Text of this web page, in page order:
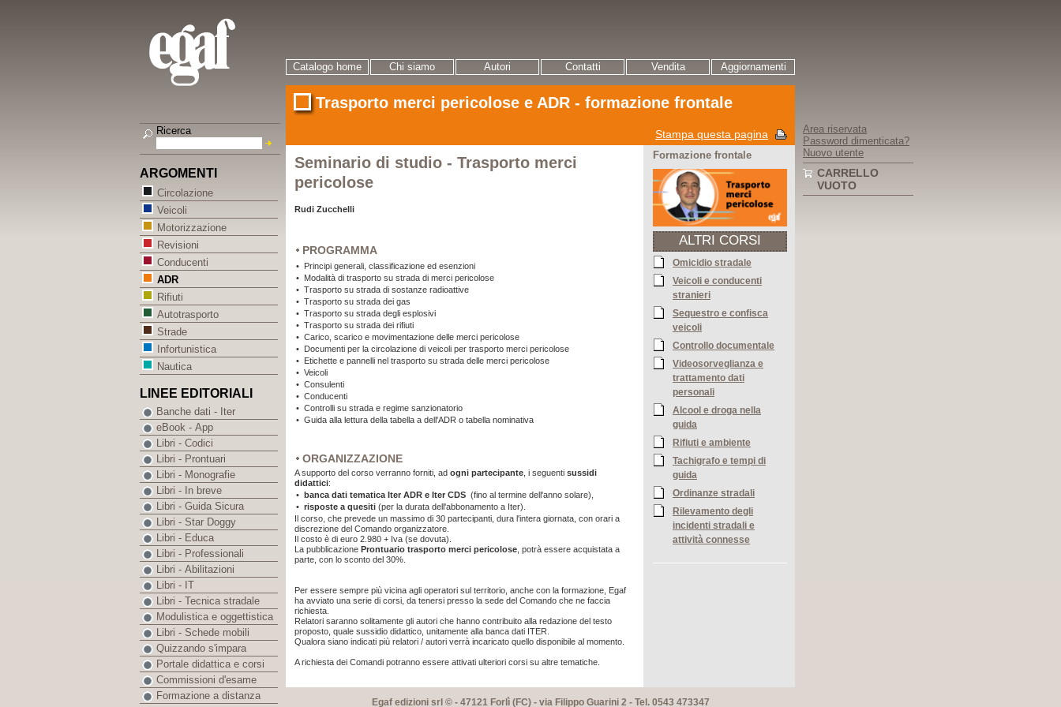
Catalogo home Chi siamo Autori Contatti Vendita Aggiornamenti
Trasporto merci pericolose e ADR - formazione frontale
Stampa questa pagina
Seminario di studio - Trasporto merci
pericolose
Rudi Zucchelli
PROGRAMMA
• Principi generali, classificazione ed esenzioni
• Modalità di trasporto su strada di merci pericolose
• Trasporto su strada di sostanze radioattive
• Trasporto su strada dei gas
• Trasporto su strada degli esplosivi
• Trasporto su strada dei rifiuti
• Carico, scarico e movimentazione delle merci pericolose
• Documenti per la circolazione di veicoli per trasporto merci pericolose
• Etichette e pannelli nel trasporto su strada delle merci pericolose
• Veicoli
• Consulenti
• Conducenti
• Controlli su strada e regime sanzionatorio
• Guida alla lettura della tabella a dell'ADR o tabella nominativa
ORGANIZZAZIONE
A supporto del corso verranno forniti, ad ogni partecipante , i seguenti sussidi
didattici:
• banca dati tematica Iter ADR e Iter CDS (fino al termine dell'anno solare),
• risposte a quesiti (per la durata dell'abbonamento a Iter).
Il corso, che prevede un massimo di 30 partecipanti, dura l'intera giornata, con orari a
discrezione del Comando organizzatore.
Il costo è di euro 2.980 + Iva (se dovuta).
La pubblicazione Prontuario trasporto merci pericolose , potrà essere acquistata a
parte, con lo sconto del 30%.
Per essere sempre più vicina agli operatori sul territorio, anche con la formazione, Egaf
ha avviato una serie di corsi, da tenersi presso la sede del Comando che ne faccia
richiesta.
Relatori saranno solitamente gli autori che hanno contribuito alla redazione del testo
proposto, quale sussidio didattico, unitamente alla banca dati ITER.
Qualora siano indicati più relatori / autori verrà incaricato quello disponibile al momento.
A richiesta dei Comandi potranno essere attivati ulteriori corsi su altre tematiche.
Formazione frontale
ALTRI CORSI
Omicidio stradale
Veicoli e conducenti
stranieri
Sequestro e confisca
veicoli
Controllo documentale
Videosorveglianza e
trattamento dati
personali
Alcool e droga nella
guida
Rifiuti e ambiente
Tachigrafo e tempi di
guida
Ordinanze stradali
Rilevamento degli
incidenti stradali e
attività connesse
Egaf edizioni srl © - 47121 Forlì (FC) - via Filippo Guarini 2 - Tel. 0543 473347
Ricerca
ARGOMENTI
Circolazione
Veicoli
Motorizzazione
Revisioni
Conducenti
ADR
Rifiuti
Autotrasporto
Strade
Infortunistica
Nautica
LINEE EDITORIALI
Banche dati - Iter
eBook - App
Libri - Codici
Libri - Prontuari
Libri - Monografie
Libri - In breve
Libri - Guida Sicura
Libri - Star Doggy
Libri - Educa
Libri - Professionali
Libri - Abilitazioni
Libri - IT
Libri - Tecnica stradale
Modulistica e oggettistica
Libri - Schede mobili
Quizzando s'impara
Portale didattica e corsi
Commissioni d'esame
Formazione a distanza
Area riservata
Password dimenticata?
Nuovo utente
CARRELLO
VUOTO